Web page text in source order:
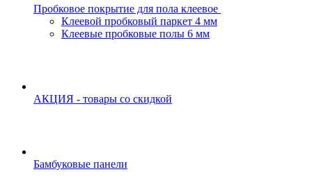
Пробковое покрытие для пола клеевое
Клеевой пробковый паркет 4 мм
Клеевые пробковые полы 6 мм
АКЦИЯ - товары со скидкой
Бамбуковые панели